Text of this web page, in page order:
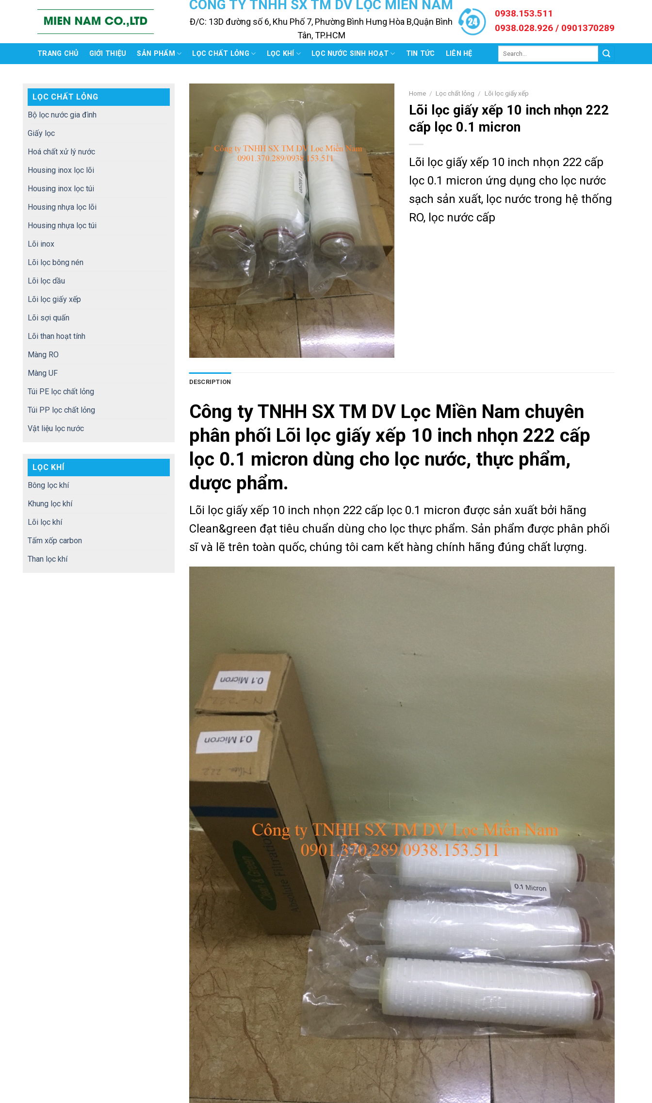
CÔNG TY TNHH SX TM DV LỌC MIỀN NAM
Đ/C: 13D đường số 6, Khu Phố 7, Phường Bình Hưng Hòa B,Quận Bình
Tân, TP.HCM
0938.153.511
0938.028.926 / 0901370289
TRANG CHỦ GIỚI THIỆU SẢN PHẨM LỌC CHẤT LỎNG LỌC KHÍ LỌC NƯỚC SINH HOẠT TIN TỨC LIÊN HỆ
LỌC CHẤT LỎNG
Bộ lọc nước gia đình
Giấy lọc
Hoá chất xử lý nước
Housing inox lọc lõi
Housing inox lọc túi
Housing nhựa lọc lõi
Housing nhựa lọc túi
Lõi inox
Lõi lọc bông nén
Lõi lọc dầu
Lõi lọc giấy xếp
Lõi sợi quấn
Lõi than hoạt tính
Màng RO
Màng UF
Túi PE lọc chất lỏng
Túi PP lọc chất lỏng
Vật liệu lọc nước
LỌC KHÍ
Bông lọc khí
Khung lọc khí
Lõi lọc khí
Tấm xốp carbon
Than lọc khí
Home / Lọc chất lỏng / Lõi lọc giấy xếp
Lõi lọc giấy xếp 10 inch nhọn 222
cấp lọc 0.1 micron
Lõi lọc giấy xếp 10 inch nhọn 222 cấp
lọc 0.1 micron ứng dụng cho lọc nước
sạch sản xuất, lọc nước trong hệ thống
RO, lọc nước cấp
DESCRIPTION
Công ty TNHH SX TM DV Lọc Miền Nam chuyên
phân phối Lõi lọc giấy xếp 10 inch nhọn 222 cấp
lọc 0.1 micron dùng cho lọc nước, thực phẩm,
dược phẩm.
Lõi lọc giấy xếp 10 inch nhọn 222 cấp lọc 0.1 micron được sản xuất bởi hãng
Clean&green đạt tiêu chuẩn dùng cho lọc thực phẩm. Sản phẩm được phân phối
sĩ và lẽ trên toàn quốc, chúng tôi cam kết hàng chính hãng đúng chất lượng.